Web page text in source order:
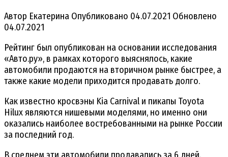
Автор Екатерина Опубликовано 04.07.2021 Обновлено
04.07.2021
Рейтинг был опубликован на основании исследования
«Авто.ру», в рамках которого выяснялось, какие
автомобили продаются на вторичном рынке быстрее, а
также какие модели приходится продавать долго.
Как известно кросвэны Kia Carnival и пикапы Toyota
Hilux являются нишевыми моделями, но именно они
оказались наиболее востребованными на рынке России
за последний год.